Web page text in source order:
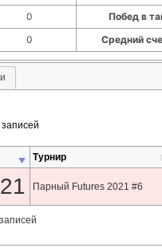
0
Побед в
0
Средний
записей
Турнир
Парный Futures 2021 #6